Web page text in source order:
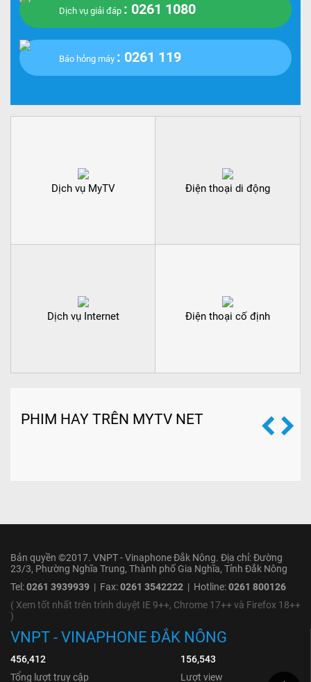
Dịch vụ giải đáp : 0261 1080
Báo hỏng máy : 0261 119
Dịch vụ MyTV Điện thoại di động
Dịch vụ Internet Điện thoại cố định
PHIM HAY TRÊN MYTV NET
Bản quyền ©2017. VNPT - Vinaphone Đắk Nông. Địa chỉ: Đường
23/3, Phường Nghĩa Trung, Thành phố Gia Nghĩa, Tỉnh Đắk Nông
Tel:0261 3939939 | Fax:0261 3542222 | Hotline:0261 800126
( Xem tốt nhất trên trình duyệt IE 9++, Chrome 17++ và Firefox 18++
)
VNPT - VINAPHONE ĐẮK NÔNG
456,412
Tổng lượt truy cập
156,543
Lượt view